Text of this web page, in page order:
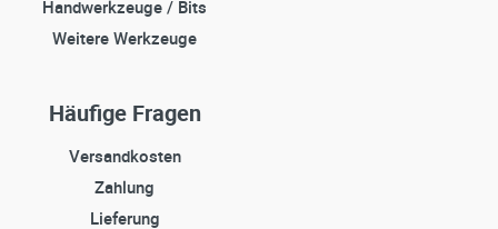
Handwerkzeuge / Bits
Weitere Werkzeuge
Häufige Fragen
Versandkosten
Zahlung
Lieferung